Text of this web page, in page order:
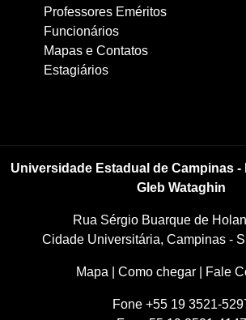
Professores Eméritos
Funcionários
Mapas e Contatos
Estagiários
Universidade Estadual de Campinas
Gleb Wataghin
Rua Sérgio Buarque de
Cidade Universitária, Campinas -
Mapa Como chegar Fale
Fone +55 19 3521-